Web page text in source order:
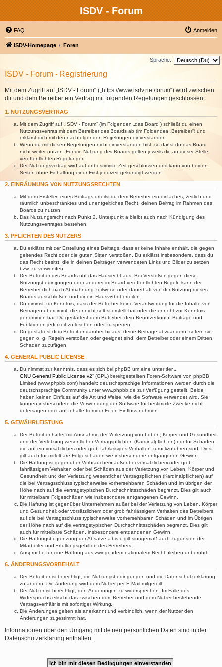
ISDV - Forum
FAQ Anmelden
ISDV-Homepage Foren
Sprache:
ISDV - Forum - Registrierung
Mit dem Zugriff auf „ISDV - Forum“ („https://www.isdv.net/forum“) wird zwischen
dir und dem Betreiber ein Vertrag mit folgenden Regelungen geschlossen:
1. NUTZUNGSVERTRAG
Mit dem Zugriff auf „ISDV - Forum“ (im Folgenden „das Board“) schließt du einen
Nutzungsvertrag mit dem Betreiber des Boards ab (im Folgenden „Betreiber“) und
erklärst dich mit den nachfolgenden Regelungen einverstanden.
Wenn du mit diesen Regelungen nicht einverstanden bist, so darfst du das Board
nicht weiter nutzen. Für die Nutzung des Boards gelten jeweils die an dieser Stelle
veröffentlichten Regelungen.
Der Nutzungsvertrag wird auf unbestimmte Zeit geschlossen und kann von beiden
Seiten ohne Einhaltung einer Frist jederzeit gekündigt werden.
2. EINRÄUMUNG VON NUTZUNGSRECHTEN
Mit dem Erstellen eines Beitrags erteilst du dem Betreiber ein einfaches, zeitlich und
räumlich unbeschränktes und unentgeltliches Recht, deinen Beitrag im Rahmen des
Boards zu nutzen.
Das Nutzungsrecht nach Punkt 2, Unterpunkt a bleibt auch nach Kündigung des
Nutzungsvertrages bestehen.
3. PFLICHTEN DES NUTZERS
Du erklärst mit der Erstellung eines Beitrags, dass er keine Inhalte enthält, die gegen
geltendes Recht oder die guten Sitten verstoßen. Du erklärst insbesondere, dass du
das Recht besitzt, die in deinen Beiträgen verwendeten Links und Bilder zu setzen
bzw. zu verwenden.
Der Betreiber des Boards übt das Hausrecht aus. Bei Verstößen gegen diese
Nutzungsbedingungen oder anderer im Board veröffentlichten Regeln kann der
Betreiber dich nach Abmahnung zeitweise oder dauerhaft von der Nutzung dieses
Boards ausschließen und dir ein Hausverbot erteilen.
Du nimmst zur Kenntnis, dass der Betreiber keine Verantwortung für die Inhalte von
Beiträgen übernimmt, die er nicht selbst erstellt hat oder die er nicht zur Kenntnis
genommen hat. Du gestattest dem Betreiber, dein Benutzerkonto, Beiträge und
Funktionen jederzeit zu löschen oder zu sperren.
Du gestattest dem Betreiber darüber hinaus, deine Beiträge abzuändern, sofern sie
gegen o. g. Regeln verstoßen oder geeignet sind, dem Betreiber oder einem Dritten
Schaden zuzufügen.
4. GENERAL PUBLIC LICENSE
Du nimmst zur Kenntnis, dass es sich bei phpBB um eine unter der „
GNU General Public License v2“ (GPL) bereitgestellten Foren-Software von phpBB
Limited (www.phpbb.com) handelt; deutschsprachige Informationen werden durch die
deutschsprachige Community unter www.phpbb.de zur Verfügung gestellt. Beide
haben keinen Einfluss auf die Art und Weise, wie die Software verwendet wird. Sie
können insbesondere die Verwendung der Software für bestimmte Zwecke nicht
untersagen oder auf Inhalte fremder Foren Einfluss nehmen.
5. GEWÄHRLEISTUNG
Der Betreiber haftet mit Ausnahme der Verletzung von Leben, Körper und Gesundheit
und der Verletzung wesentlicher Vertragspflichten (Kardinalpflichten) nur für Schäden,
die auf ein vorsätzliches oder grob fahrlässiges Verhalten zurückzuführen sind. Dies
gilt auch für mittelbare Folgeschäden wie insbesondere entgangenen Gewinn.
Die Haftung ist gegenüber Verbrauchern außer bei vorsätzlichem oder grob
fahrlässigem Verhalten oder bei Schäden aus der Verletzung von Leben, Körper und
Gesundheit und der Verletzung wesentlicher Vertragspflichten (Kardinalpflichten) auf
die bei Vertragsschluss typischerweise vorhersehbaren Schäden und im übrigen der
Höhe nach auf die vertragstypischen Durchschnittsschäden begrenzt. Dies gilt auch
für mittelbare Folgeschäden wie insbesondere entgangenen Gewinn.
Die Haftung ist gegenüber Unternehmern außer bei der Verletzung von Leben, Körper
und Gesundheit oder vorsätzlichem oder grob fahrlässigem Verhalten des Betreibers
auf die bei Vertragsschluss typischerweise vorhersehbaren Schäden und im Übrigen
der Höhe nach auf die vertragstypischen Durchschnittsschäden begrenzt. Dies gilt
auch für mittelbare Schäden, insbesondere entgangenen Gewinn.
Die Haftungsbegrenzung der Absätze a bis c gilt sinngemäß auch zugunsten der
Mitarbeiter und Erfüllungsgehilfen des Betreibers.
Ansprüche für eine Haftung aus zwingendem nationalem Recht bleiben unberührt.
6. ÄNDERUNGSVORBEHALT
Der Betreiber ist berechtigt, die Nutzungsbedingungen und die Datenschutzerklärung
zu ändern. Die Änderung wird dem Nutzer per E-Mail mitgeteilt.
Der Nutzer ist berechtigt, den Änderungen zu widersprechen. Im Falle des
Widerspruchs erlischt das zwischen dem Betreiber und dem Nutzer bestehende
Vertragsverhältnis mit sofortiger Wirkung.
Die Änderungen gelten als anerkannt und verbindlich, wenn der Nutzer den
Änderungen zugestimmt hat.
Informationen über den Umgang mit deinen persönlichen Daten sind in der
Datenschutzerklärung enthalten.